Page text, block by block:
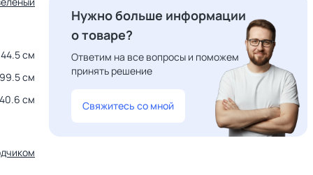
44.5 см
99.5 см
40.6 см
Нужно больше информации
о товаре?
Ответим на все вопросы и поможем
принять решение
Свяжитесь со мной